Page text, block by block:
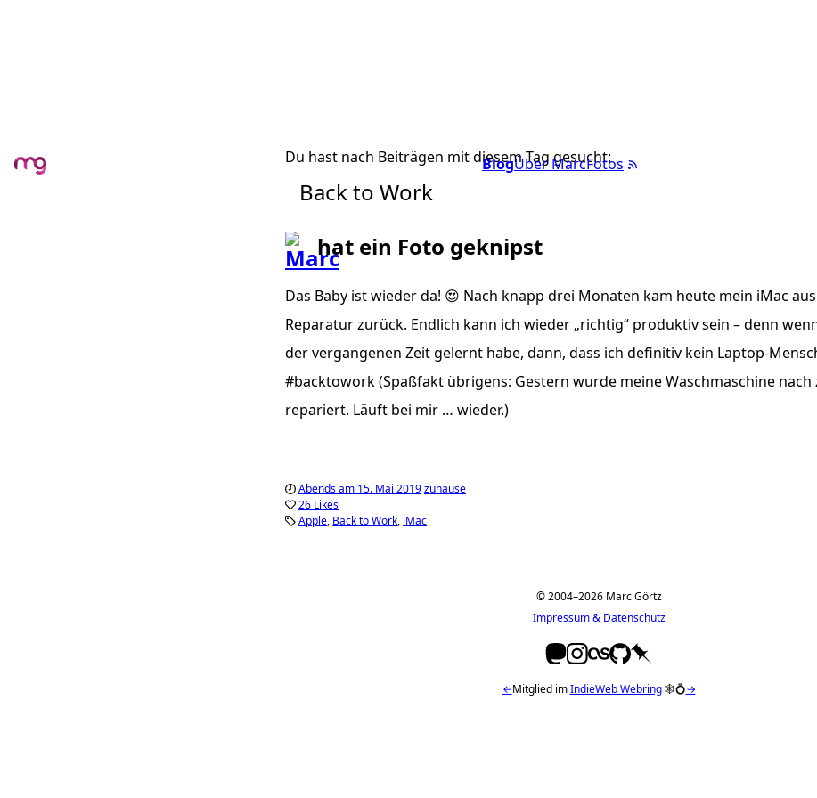
BlogÜber MarcFotos
Du hast nach Beiträgen mit diesem Tag gesucht:
Back to Work
hat ein Foto geknipst
Das Baby ist wieder da! 😍 Nach knapp drei Monaten kam heute mein iMac
Reparatur zurück. Endlich kann ich wieder „richtig“ produktiv sein – denn
der vergangenen Zeit gelernt habe, dann, dass ich definitiv kein Laptop-
#backtowork (Spaßfakt übrigens: Gestern wurde meine Waschmaschine nach
repariert. Läuft bei mir … wieder.)
Abends am 15. Mai 2019zuhause
26 Likes
Apple Back to Work iMac
© 2004–2026 Marc Görtz
Impressum & Datenschutz
←Mitglied imIndieWeb Webring🕸💍→